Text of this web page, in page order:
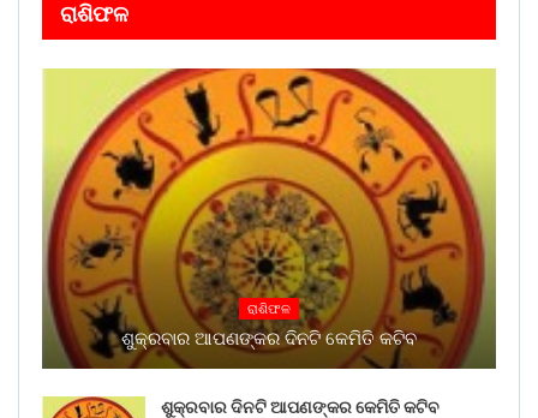
ରାଶିଫଳ
ରାଶିଫଳ
ଶୁକ୍ରବାର ଆପଣଙ୍କର ଦିନଟି କେମିତି କଟିବ
ଶୁକ୍ରବାର ଦିନଟି ଆପଣଙ୍କର କେମିତି କଟିବ